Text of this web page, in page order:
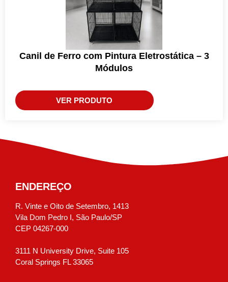
Canil de Ferro com Pintura Eletrostática – 3
Módulos
VER PRODUTO
ENDEREÇO
R. Vinte e Oito de Setembro, 1413
Vila Dom Pedro I, São Paulo/SP
CEP 04267-000
3111 N University Drive, Suite 105
Coral Springs FL 33065